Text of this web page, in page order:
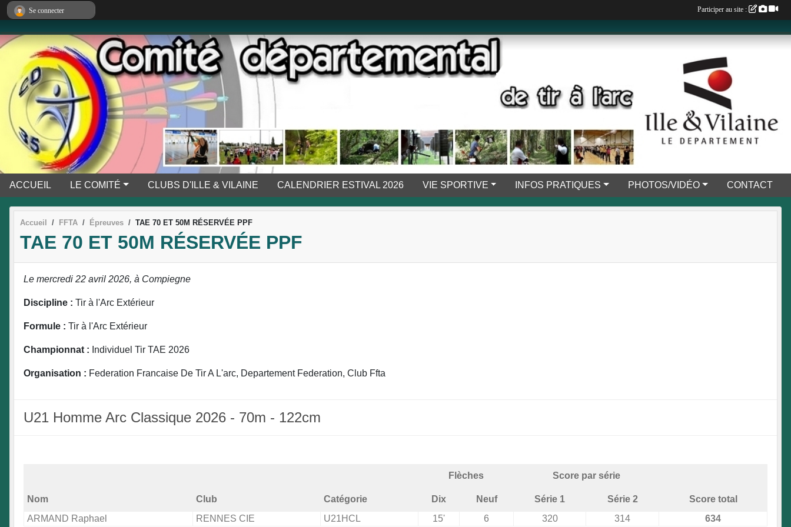
ACCUEIL LE COMITÉ CLUBS D'ILLE & VILAINE CALENDRIER ESTIVAL 2026 VIE SPORTIVE INFOS PRATIQUES PHOTOS/VIDÉO CONTACT
Accueil FFTA Épreuves TAE 70 ET 50M RÉSERVÉE PPF
TAE 70 ET 50M RÉSERVÉE PPF
Le mercredi 22 avril 2026, à Compiegne
Discipline : Tir à l'Arc Extérieur
Formule : Tir à l'Arc Extérieur
Championnat : Individuel Tir TAE 2026
Organisation : Federation Francaise De Tir A L'arc, Departement Federation, Club Ffta
U21 Homme Arc Classique 2026 - 70m - 122cm
Flèches Score par série
Nom Club Catégorie Dix Neuf Série 1 Série 2
Score total
ARMAND Raphael
RENNES CIE U21HCL 15' 6 320 314 634
Se connecter Participer au site :
Panneau de gestion des cookies